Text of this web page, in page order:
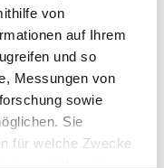
von
auf Ihrem
und so
Messungen von
sowie
Sie
für welche Zwecke